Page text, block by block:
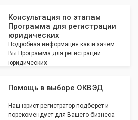
Консультация по этапам
Программа для регистрации
юридических
Подробная информация как и зачем
Вы Программа для регистрации
юридических
Помощь в выборе ОКВЭД
Наш юрист регистратор подберет и
порекомендует для Вашего бизнеса